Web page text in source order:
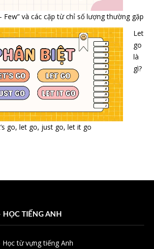
Few” và các cặp từ chỉ số lượng thường gặp
Let
go
là
gì?
go, let go, just go, let it go
TIẾNG ANH
Học từ vựng tiếng Anh